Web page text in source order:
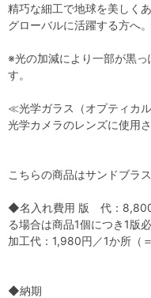
精巧な細工で地球を美しく
グローバルに活躍する方へ。
※光の加減により一部が黒
す。
≪光学ガラス（オプティカ
光学カメラのレンズに使用
こちらの商品はサンドブラ
◆名入れ費用 版 代：
る場合は商品1個につき1版
加工代：1,980円／1か所（＝
◆納期